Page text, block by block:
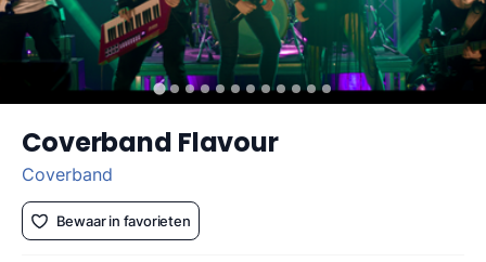
Coverband Flavour
Coverband
Bewaar in favorieten